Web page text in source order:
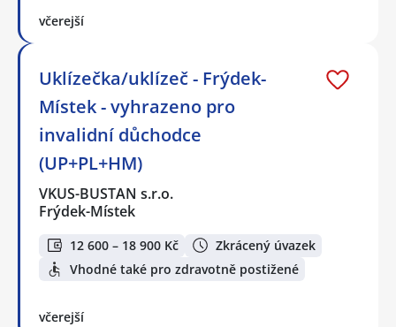
včerejší
Uklízečka/uklízeč - Frýdek-
Místek - vyhrazeno pro
invalidní důchodce
(UP+PL+HM)
VKUS-BUSTAN s.r.o.
Frýdek-Místek
12 600 – 18 900 Kč
Zkrácený úvazek
Vhodné také pro zdravotně postižené
včerejší